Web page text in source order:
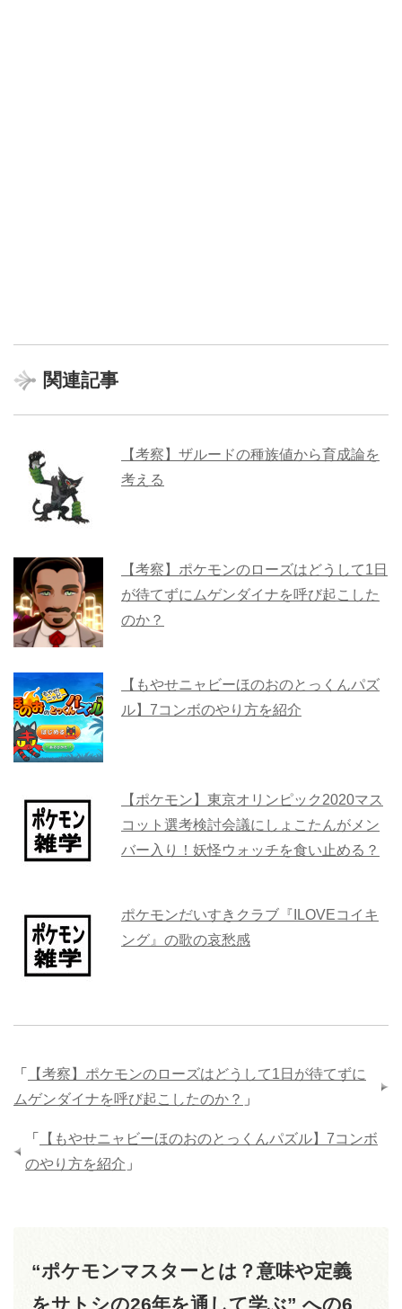
関連記事
【考察】ザルードの種族値から育成論を
考える
【考察】ポケモンのローズはどうして1日
が待てずにムゲンダイナを呼び起こした
のか？
【もやせニャビーほのおのとっくんパズ
ル】7コンボのやり方を紹介
【ポケモン】東京オリンピック2020マス
コット選考検討会議にしょこたんがメン
バー入り！妖怪ウォッチを食い止める？
ポケモンだいすきクラブ『ILOVEコイキ
ング』の歌の哀愁感
「
【考察】ポケモンのローズはどうして1日が待てずに
ムゲンダイナを呼び起こしたのか？ 」
「
【もやせニャビーほのおのとっくんパズル】7コンボ
のやり方を紹介 」
“ポケモンマスターとは？意味や定義
をサトシの26年を通して学ぶ” への6